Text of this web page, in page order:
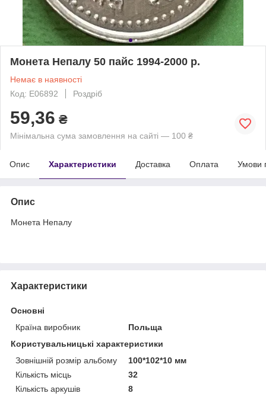
Монета Непалу 50 пайс 1994-2000 р.
Немає в наявності
Код: Е06892
Роздріб
59,36 ₴
Мінімальна сума замовлення на сайті — 100 ₴
Опис Характеристики Доставка Оплата Умови
Опис
Монета Непалу
Характеристики
Основні
Країна виробник
Польща
Користувальницькі характеристики
Зовнішній розмір альбому
100*102*10 мм
Кількість місць
32
Кількість аркушів
8